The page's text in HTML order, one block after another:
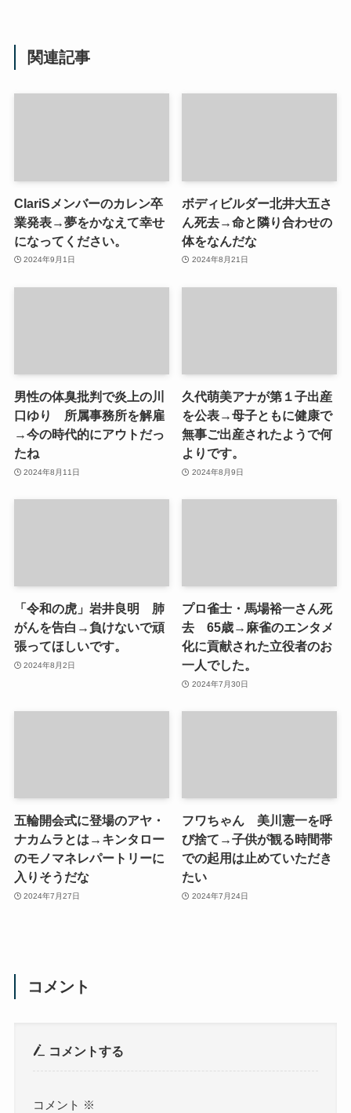
関連記事
ClariSメンバーのカレン卒
業発表→夢をかなえて幸せ
になってください。
2024年9月1日
ボディビルダー北井大五さ
ん死去→命と隣り合わせの
体をなんだな
2024年8月21日
男性の体臭批判で炎上の川
口ゆり 所属事務所を解雇
→今の時代的にアウトだっ
たね
2024年8月11日
久代萌美アナが第１子出産
を公表→母子ともに健康で
無事ご出産されたようで何
よりです。
2024年8月9日
「令和の虎」岩井良明 肺
がんを告白→負けないで頑
張ってほしいです。
2024年8月2日
プロ雀士・馬場裕一さん死
去 65歳→麻雀のエンタメ
化に貢献された立役者のお
一人でした。
2024年7月30日
五輪開会式に登場のアヤ・
ナカムラとは→キンタロー
のモノマネレパートリーに
入りそうだな
2024年7月27日
フワちゃん 美川憲一を呼
び捨て→子供が観る時間帯
での起用は止めていただき
たい
2024年7月24日
コメント
コメントする
コメント ※